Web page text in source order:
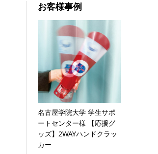
お客様事例
名古屋学院大学 学生サポ
ートセンター様 【応援グ
ッズ】2WAYハンドクラッ
カー